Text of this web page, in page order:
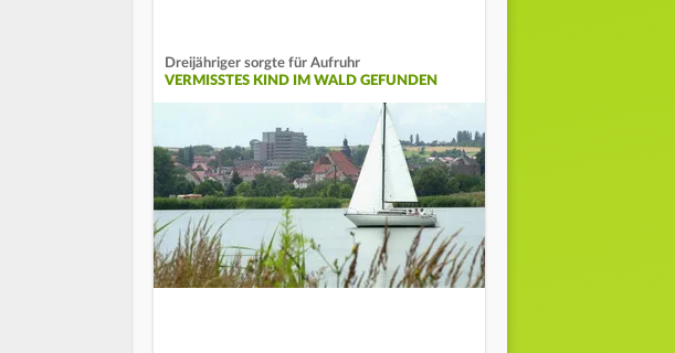
Dreijähriger sorgte für Aufruhr
VERMISSTES KIND IM WALD GEFUNDEN